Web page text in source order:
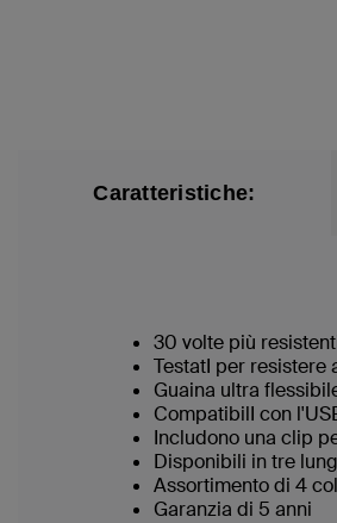
Caratteristiche:
30 volte più
TestatI per
Guaina ultra
CompatibilI con
Includono una clip
Disponibili in tre
Assortimento di 4
Garanzia di 5 anni